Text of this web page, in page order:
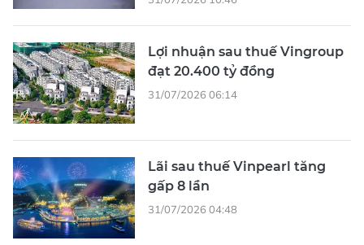
Lợi nhuận sau thuế Vingroup
đạt 20.400 tỷ đồng
31/07/2026 06:14
Lãi sau thuế Vinpearl tăng
gấp 8 lần
31/07/2026 04:48